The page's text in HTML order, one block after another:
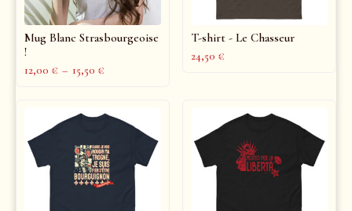
Mug Blanc Strasbourgeoise
!
12,00 € – 15,50 €
T-shirt - Le Chasseur
24,50 €